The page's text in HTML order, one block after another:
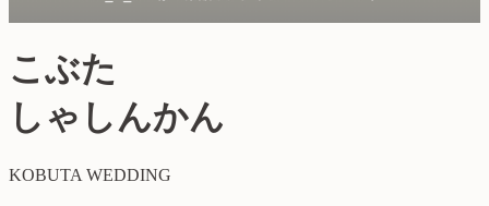
こぶた
しゃしんかん
KOBUTA WEDDING